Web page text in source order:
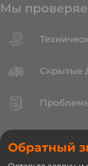
Обратный
Мы
Скрытые
Выкуп
вашего